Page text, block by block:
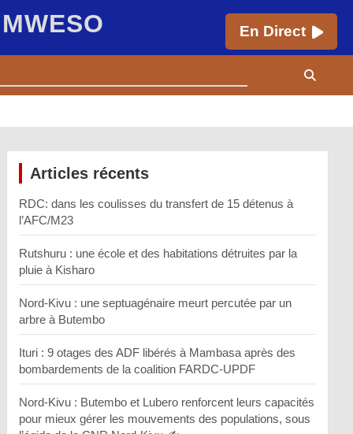
En Direct
Articles récents
RDC: dans les coulisses du transfert de 15 détenus à
l’AFC/M23
Rutshuru : une école et des habitations détruites par la
pluie à Kisharo
Nord-Kivu : une septuagénaire meurt percutée par un
arbre à Butembo
Ituri : 9 otages des ADF libérés à Mambasa après des
bombardements de la coalition FARDC-UPDF
Nord-Kivu : Butembo et Lubero renforcent leurs capacités
pour mieux gérer les mouvements des populations, sous